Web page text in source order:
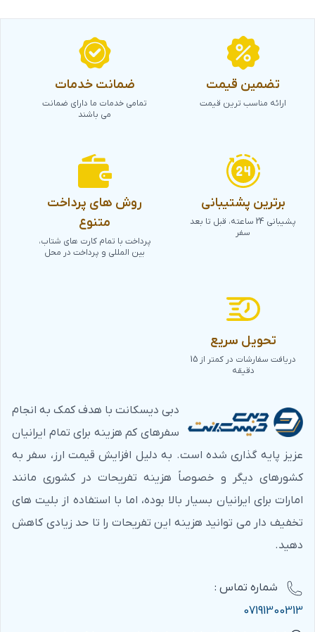
تضمین قیمت
ارائه مناسب ترین قیمت
ضمانت خدمات
تمامی خدمات ما دارای ضمانت
می باشند
برترین پشتیبانی
پشیبانی 24 ساعته، قبل تا بعد
سفر
روش های پرداخت
متنوع
پرداخت با تمام کارت های شتاب،
بین المللی و پرداخت در محل
تحویل سریع
دریافت سفارشات در کمتر از 15
دقیقه
دبی دیسکانت با هدف کمک به انجام
سفرهای کم هزینه برای تمام ایرانیان
عزیز پایه گذاری شده است. به دلیل افزایش قیمت ارز، سفر به
کشورهای دیگر و خصوصاً هزینه تفریحات در کشوری مانند
امارات برای ایرانیان بسیار بالا بوده، اما با استفاده از بلیت های
تخفیف دار می توانید هزینه این تفریحات را تا حد زیادی کاهش
دهید.
شماره‌ تماس :
07191300313